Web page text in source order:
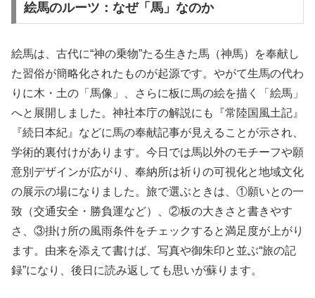
絵馬のルーツ：なぜ「馬」なのか
絵馬は、古代に“神の乗物”たる生きた馬（神馬）を奉献し
た習俗が簡略化されたものが起源です。やがて生馬の代わ
りに木・土の「馬像」、さらに板に馬の絵を描く「絵馬」
へと展開しました。神社本庁の解説にも『常陸国風土記』
『続日本紀』などに馬の奉献記事が見えることが示され、
学術的裏付けがあります。今日では馬以外のモチーフや願
意別デザインが広がり、奉納所は祈りの可視化と地域文化
の展示の場になりました。旅で選ぶときは、①願いとの一
致（交通安全・勝負運など）、②板の大きさと書きやす
さ、③掛け所の風雨条件をチェックすると満足度が上がり
ます。由来を添えて書けば、写真や御朱印と並ぶ“旅の記
録”になり、後日に読み返しても思いが蘇ります。